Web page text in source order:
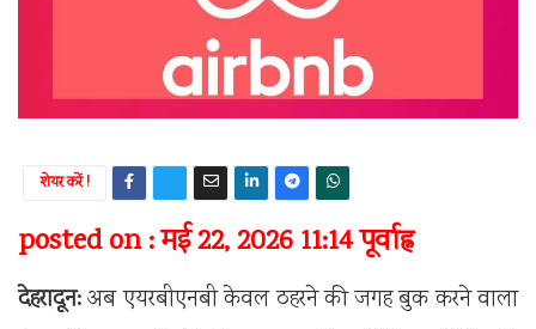
शेयर करें !
posted on : मई 22, 2026 11:14 पूर्वाह्न
देहरादून:अब एयरबीएनबी केवल ठहरने की जगह बुक करने वाला